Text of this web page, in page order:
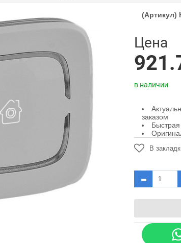
(Артикул)
Цена
в наличии
заказом
Быстрая
В